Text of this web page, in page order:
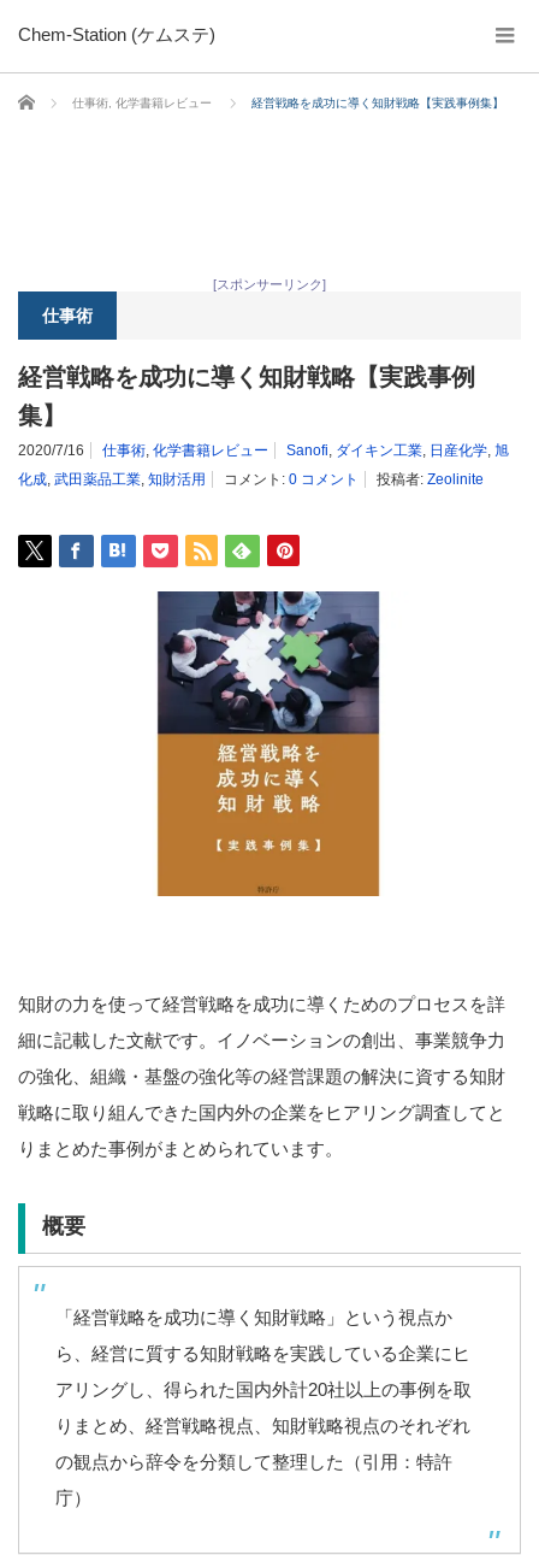
Chem-Station (ケムステ)
ホーム 仕事術 化学書籍レビュー 経営戦略を成功に導く知財戦略【実践事例集】
[スポンサーリンク]
仕事術
経営戦略を成功に導く知財戦略【実践事例
集】
2020/7/16 仕事術, 化学書籍レビュー Sanofi, ダイキン工業, 日産化学, 旭
化成, 武田薬品工業, 知財活用 コメント: 0 コメント 投稿者: Zeolinite
知財の力を使って経営戦略を成功に導くためのプロセスを詳
細に記載した文献です。イノベーションの創出、事業競争力
の強化、組織・基盤の強化等の経営課題の解決に資する知財
戦略に取り組んできた国内外の企業をヒアリング調査してと
りまとめた事例がまとめられています。
概要
「経営戦略を成功に導く知財戦略」という視点か
ら、経営に質する知財戦略を実践している企業にヒ
アリングし、得られた国内外計20社以上の事例を取
りまとめ、経営戦略視点、知財戦略視点のそれぞれ
の観点から辞令を分類して整理した（引用：特許
庁）